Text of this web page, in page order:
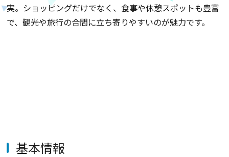
実。ショッピングだけでなく、食事や休憩スポットも豊富
で、観光や旅行の合間に立ち寄りやすいのが魅力です。
基本情報